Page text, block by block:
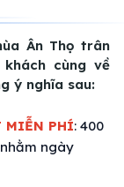
Ân Thọ trân
cùng về
ý nghĩa sau:
MIỄN PHÍ: 400
ngày